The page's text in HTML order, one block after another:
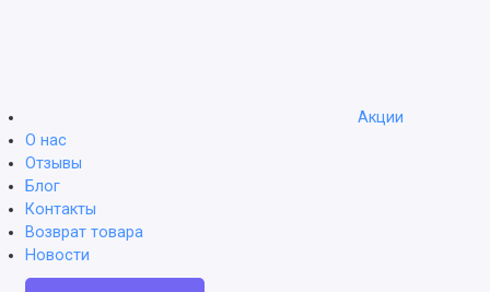
Акции
О нас
Отзывы
Блог
Контакты
Возврат товара
Новости